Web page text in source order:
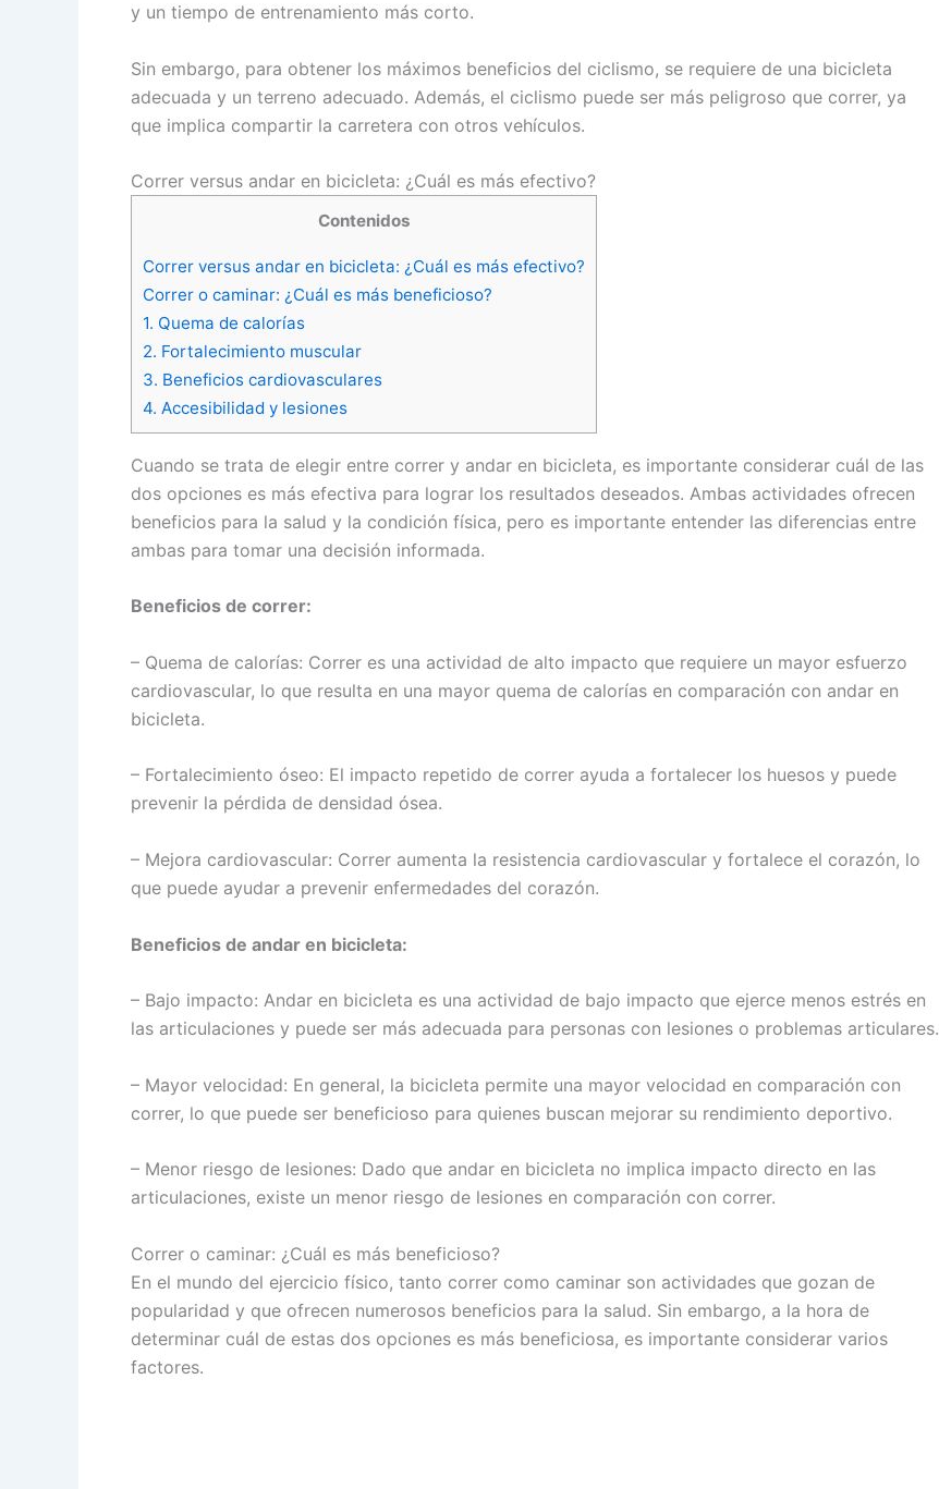
y un tiempo de entrenamiento más corto.
Sin embargo, para obtener los máximos beneficios del ciclismo, se requiere de una bicicleta
adecuada y un terreno adecuado. Además, el ciclismo puede ser más peligroso que correr, ya
que implica compartir la carretera con otros vehículos.
Correr versus andar en bicicleta: ¿Cuál es más efectivo?
Contenidos
Correr versus andar en bicicleta: ¿Cuál es más efectivo?
Correr o caminar: ¿Cuál es más beneficioso?
1. Quema de calorías
2. Fortalecimiento muscular
3. Beneficios cardiovasculares
4. Accesibilidad y lesiones
Cuando se trata de elegir entre correr y andar en bicicleta, es importante considerar cuál de las
dos opciones es más efectiva para lograr los resultados deseados. Ambas actividades ofrecen
beneficios para la salud y la condición física, pero es importante entender las diferencias entre
ambas para tomar una decisión informada.
Beneficios de correr:
– Quema de calorías: Correr es una actividad de alto impacto que requiere un mayor esfuerzo
cardiovascular, lo que resulta en una mayor quema de calorías en comparación con andar en
bicicleta.
– Fortalecimiento óseo: El impacto repetido de correr ayuda a fortalecer los huesos y puede
prevenir la pérdida de densidad ósea.
– Mejora cardiovascular: Correr aumenta la resistencia cardiovascular y fortalece el corazón, lo
que puede ayudar a prevenir enfermedades del corazón.
Beneficios de andar en bicicleta:
– Bajo impacto: Andar en bicicleta es una actividad de bajo impacto que ejerce menos estrés en
las articulaciones y puede ser más adecuada para personas con lesiones o problemas articulares.
– Mayor velocidad: En general, la bicicleta permite una mayor velocidad en comparación con
correr, lo que puede ser beneficioso para quienes buscan mejorar su rendimiento deportivo.
– Menor riesgo de lesiones: Dado que andar en bicicleta no implica impacto directo en las
articulaciones, existe un menor riesgo de lesiones en comparación con correr.
Correr o caminar: ¿Cuál es más beneficioso?
En el mundo del ejercicio físico, tanto correr como caminar son actividades que gozan de
popularidad y que ofrecen numerosos beneficios para la salud. Sin embargo, a la hora de
determinar cuál de estas dos opciones es más beneficiosa, es importante considerar varios
factores.